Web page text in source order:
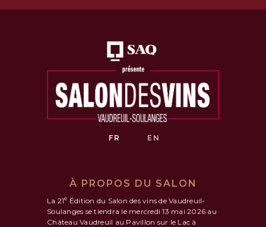
FR EN
À PROPOS DU SALON
La 21e Édition du Salon des vins de Vaudreuil-
Soulanges se tiendra le mercredi 13 mai 2026 au
Château Vaudreuil au Pavillon sur le Lac à